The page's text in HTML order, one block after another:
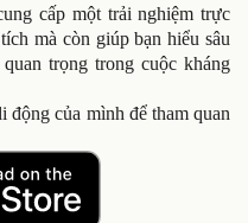
cấp một trải nghiệm trực
mà còn giúp bạn hiểu sâu
trọng trong cuộc kháng
của mình để tham quan